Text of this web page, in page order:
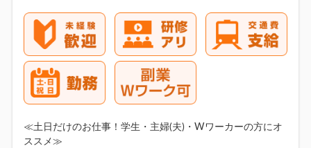
≪土日だけのお仕事！学生・主婦(夫)・Wワーカーの方にオ
ススメ≫